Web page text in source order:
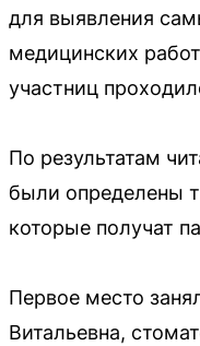
для выявления
медицинских
участниц
По результатам
были определены
которые получат
Первое место
Витальевна,